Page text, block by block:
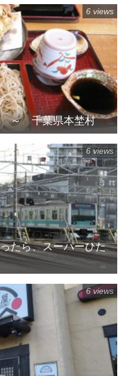
～ 千葉県本埜村
6 views
たら、スーパーひた
6 views
6 views